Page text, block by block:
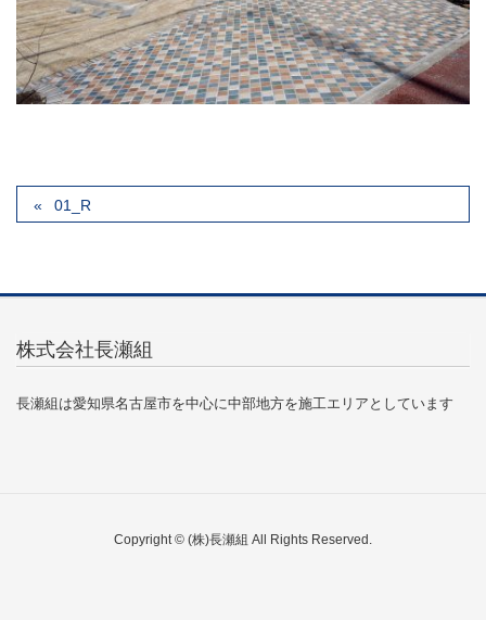
01_R
株式会社長瀬組
長瀬組は愛知県名古屋市を中心に中部地方を施工エリアとしています
Copyright © (株)長瀬組 All Rights Reserved.